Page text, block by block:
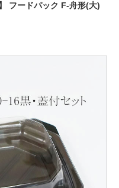
フードパック F-舟形(大)